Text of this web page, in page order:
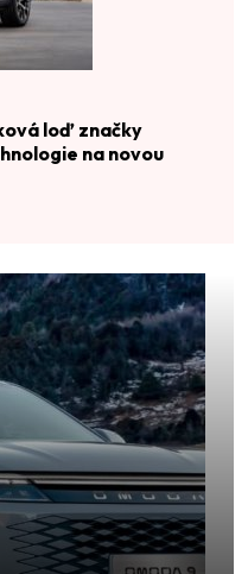
loď značky
na novou